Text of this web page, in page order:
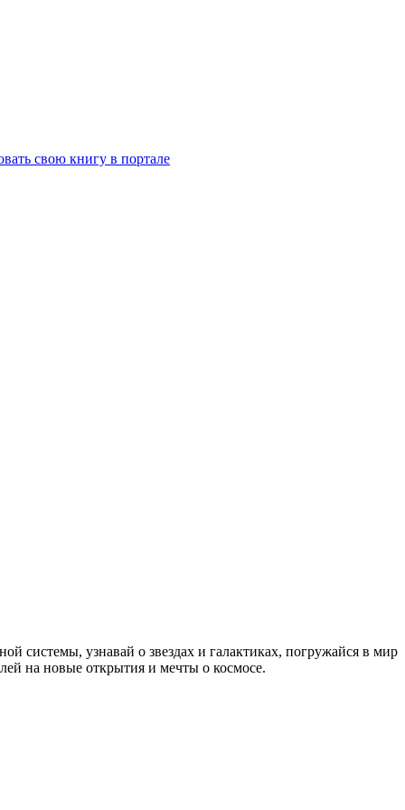
свою книгу в портале
системы, узнавай о звездах и галактиках, погружайся в мир
на новые открытия и мечты о космосе.